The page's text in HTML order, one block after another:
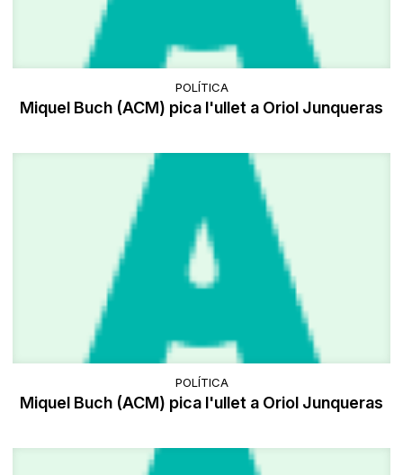
POLÍTICA
Miquel Buch (ACM) pica l'ullet a Oriol Junqueras
POLÍTICA
Miquel Buch (ACM) pica l'ullet a Oriol Junqueras